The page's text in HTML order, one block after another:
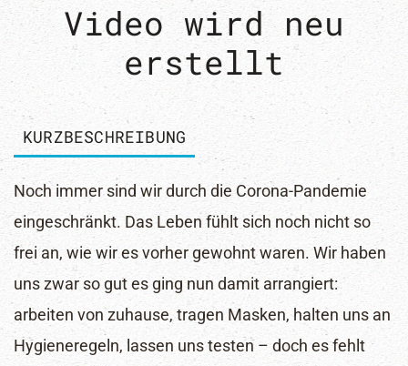
Video wird neu
erstellt
KURZBESCHREIBUNG
Noch immer sind wir durch die Corona-Pandemie
eingeschränkt. Das Leben fühlt sich noch nicht so
frei an, wie wir es vorher gewohnt waren. Wir haben
uns zwar so gut es ging nun damit arrangiert:
arbeiten von zuhause, tragen Masken, halten uns an
Hygieneregeln, lassen uns testen – doch es fehlt